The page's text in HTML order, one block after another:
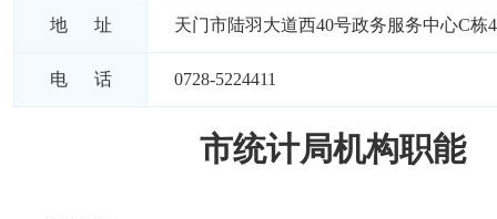
地 址 天门市陆羽大道西40号政务服务中心C栋
电 话 0728-5224411
市统计局机构职能